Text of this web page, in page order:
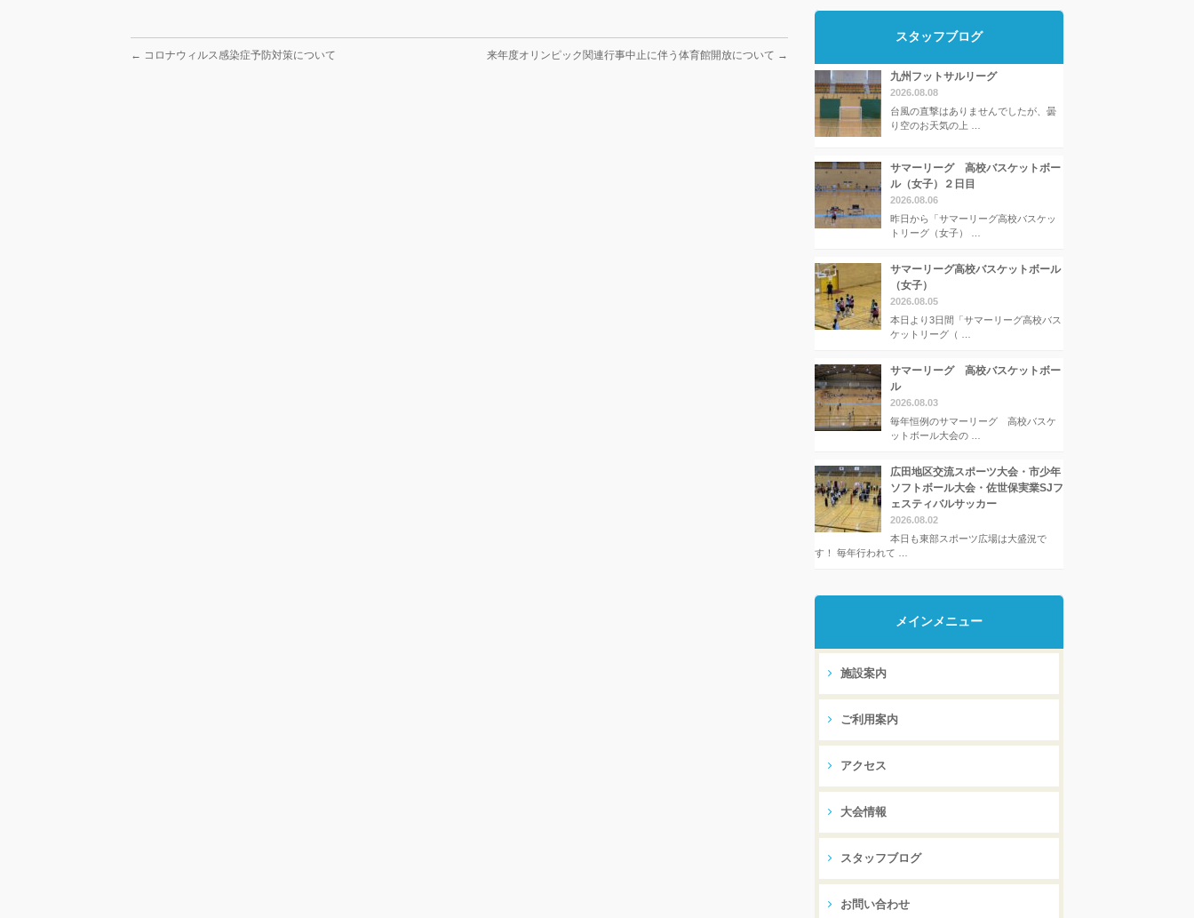
← コロナウィルス感染症予防対策について 来年度オリンピック関連行事中止に伴う体育館開放について →
スタッフブログ
九州フットサルリーグ
2026.08.08
台風の直撃はありませんでしたが、曇
り空のお天気の上 …
サマーリーグ 高校バスケットボー
ル（女子）２日目
2026.08.06
昨日から「サマーリーグ高校バスケッ
トリーグ（女子） …
サマーリーグ高校バスケットボール
（女子）
2026.08.05
本日より3日間「サマーリーグ高校バス
ケットリーグ（ …
サマーリーグ 高校バスケットボー
ル
2026.08.03
毎年恒例のサマーリーグ 高校バスケ
ットボール大会の …
広田地区交流スポーツ大会・市少年
ソフトボール大会・佐世保実業SJフ
ェスティバルサッカー
2026.08.02
本日も東部スポーツ広場は大盛況で
す！ 毎年行われて …
メインメニュー
施設案内
ご利用案内
アクセス
大会情報
スタッフブログ
お問い合わせ